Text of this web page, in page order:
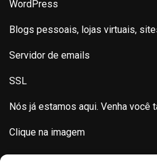
WordPress
Blogs pessoais, lojas virtuais,
Servidor de emails
SSL
Nós já estamos aqui. Venha você
Clique na imagem